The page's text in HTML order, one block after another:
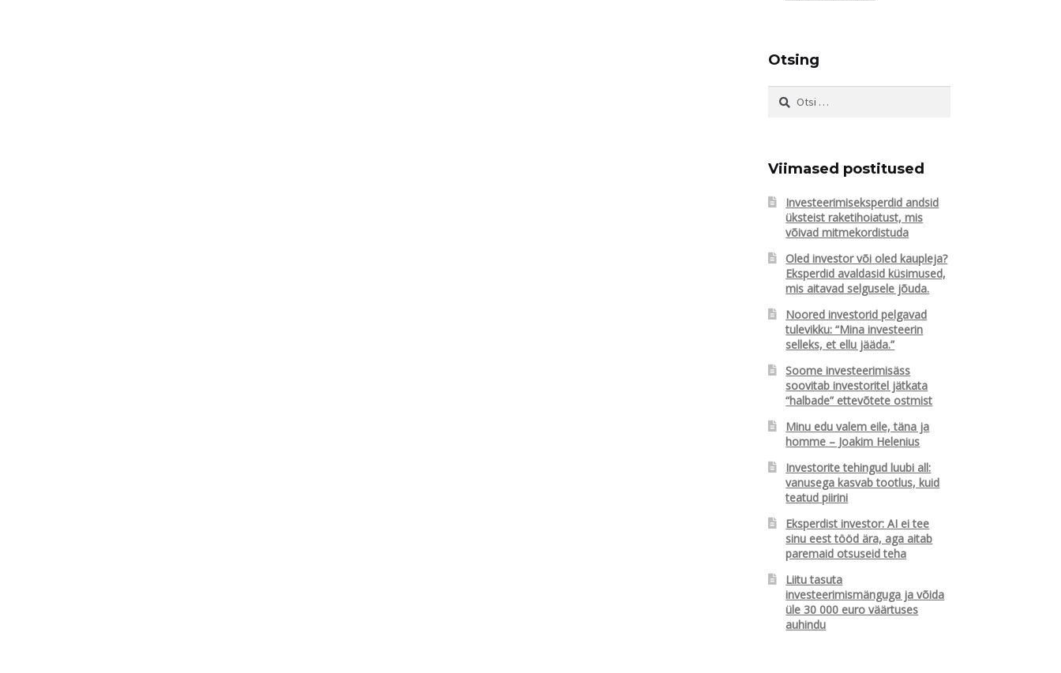
Otsing
Otsi:
Viimased postitused
Investeerimiseksperdid andsid
üksteist raketihoiatust, mis
võivad mitmekordistuda
Oled investor või oled kaupleja?
Eksperdid avaldasid küsimused,
mis aitavad selgusele jõuda.
Noored investorid pelgavad
tulevikku: “Mina investeerin
selleks, et ellu jääda.”
Soome investeerimisäss
soovitab investoritel jätkata
“halbade” ettevõtete ostmist
Minu edu valem eile, täna ja
homme – Joakim Helenius
Investorite tehingud luubi all:
vanusega kasvab tootlus, kuid
teatud piirini
Eksperdist investor: AI ei tee
sinu eest tööd ära, aga aitab
paremaid otsuseid teha
Liitu tasuta
investeerimismänguga ja võida
üle 30 000 euro väärtuses
auhindu